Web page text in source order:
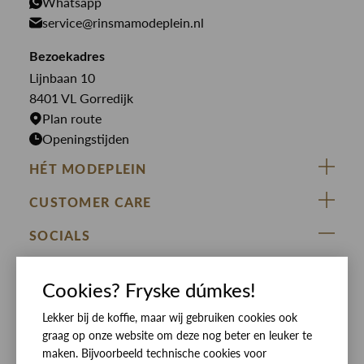
Butcher of Blue
Bekijk alle merken >
Jeans
Jumpsuits
Jurken
Rokken
Overhemden
T-shirts
service@rinsmamodeplein.nl
Bezoekadres
Lijnbaan 10
8401 VL Gorredijk
Plan route
Openingstijden
HÉT MODEPLEIN
ZIJ VAN RINSMA
DE HEEREN VAN RINSMA
RINSMA.CONCEPTS
Eten en drinken
Openingstijden
Werken bij RINSMA
CUSTOMER CARE
Veelgestelde vragen
Retourneren & Ruilen
Betaalmethoden
Bezorgen
Contact
SOCIALS
Cookies? Fryske dúmkes!
Lekker bij de koffie, maar wij gebruiken cookies ook
graag op onze website om deze nog beter en leuker te
maken. Bijvoorbeeld technische cookies voor